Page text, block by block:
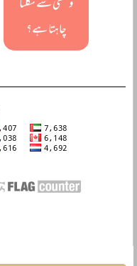
وسطیٰ سے نکلنا
چاہتا ہے؟